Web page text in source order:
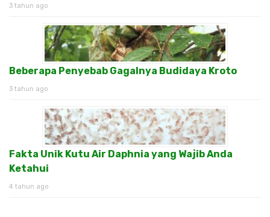
3 tahun ago
Beberapa Penyebab Gagalnya Budidaya Kroto
3 tahun ago
Fakta Unik Kutu Air Daphnia yang Wajib Anda
Ketahui
4 tahun ago